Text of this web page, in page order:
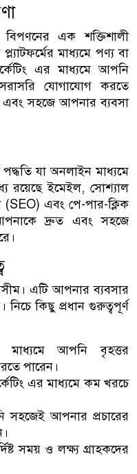
এক শক্তিশালী
মাধ্যমে পণ্য বা
এর মাধ্যমে আপনি
যোগাযোগ করতে
এবং সহজে আপনার ব্যবসা
যা অনলাইন মাধ্যমে
রয়েছে ইমেইল, সোশ্যাল
(SEO) এবং পে-পার-ক্লিক
দ্রুত এবং সহজে
এটি আপনার ব্যবসার
নিচে কিছু প্রধান গুরুত্বপূর্ণ
আপনি বৃহত্তর
পারেন।
এর মাধ্যমে কম খরচে
সহজেই আপনার প্রচারের
সময় ও লক্ষ্য গ্রাহকদের